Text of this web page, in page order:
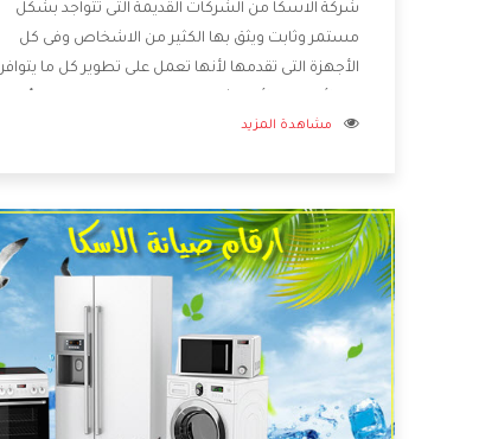
شركة الاسكا من الشركات القديمة التى تتواجد بشكل
مستمر وثابت ويثق بها الكثير من الاشخاص وفى كل
الأجهزة التى تقدمها لأنها تعمل على تطوير كل ما يتوافر
خدمات ما بعد البيع مع المنتجات وتقدم للعملاء أقوى
هو جديد وأفضل
مشاهدة المزيد